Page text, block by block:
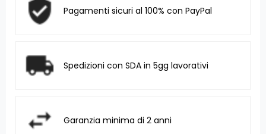
Pagamenti sicuri al 100% con PayPal
Spedizioni con SDA in 5gg lavorativi
Garanzia minima di 2 anni